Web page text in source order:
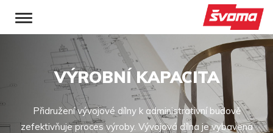
VÝROBNÍ KAPACITA
Přidružení vývojové dílny k administrativní budově
zefektivňuje proces výroby. Vývojová dílna je vybavena